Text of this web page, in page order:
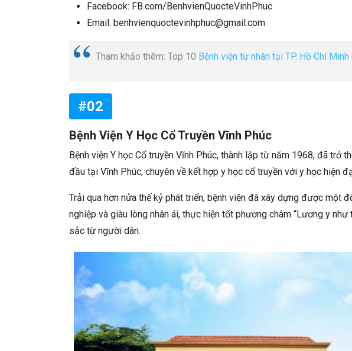
Facebook: FB.com/BenhvienQuocteVinhPhuc
Email: benhvienquoctevinhphuc@gmail.com
Tham khảo thêm: Top 10 Bệnh viện tư nhân tại TP. Hồ Chí Minh
#02
Bệnh Viện Y Học Cổ Truyền Vĩnh Phúc
Bệnh viện Y học Cổ truyền Vĩnh Phúc, thành lập từ năm 1968, đã trở
đầu tại Vĩnh Phúc, chuyên về kết hợp y học cổ truyền với y học hiện
Trải qua hơn nửa thế kỷ phát triển, bệnh viện đã xây dựng được một
nghiệp và giàu lòng nhân ái, thực hiện tốt phương châm “Lương y
sắc từ người dân.